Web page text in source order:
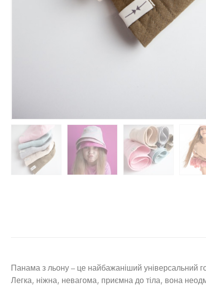
Панама з льону – це найбажаніший універсальний
Легка, ніжна, невагома, приємна до тіла, вона